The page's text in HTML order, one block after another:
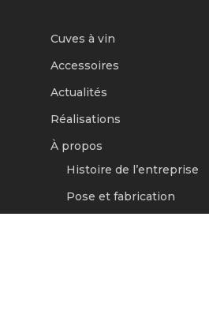
Cuves à vin
Accessoires
Actualités
Réalisations
À propos
Histoire de l’entreprise
Pose et fabrication